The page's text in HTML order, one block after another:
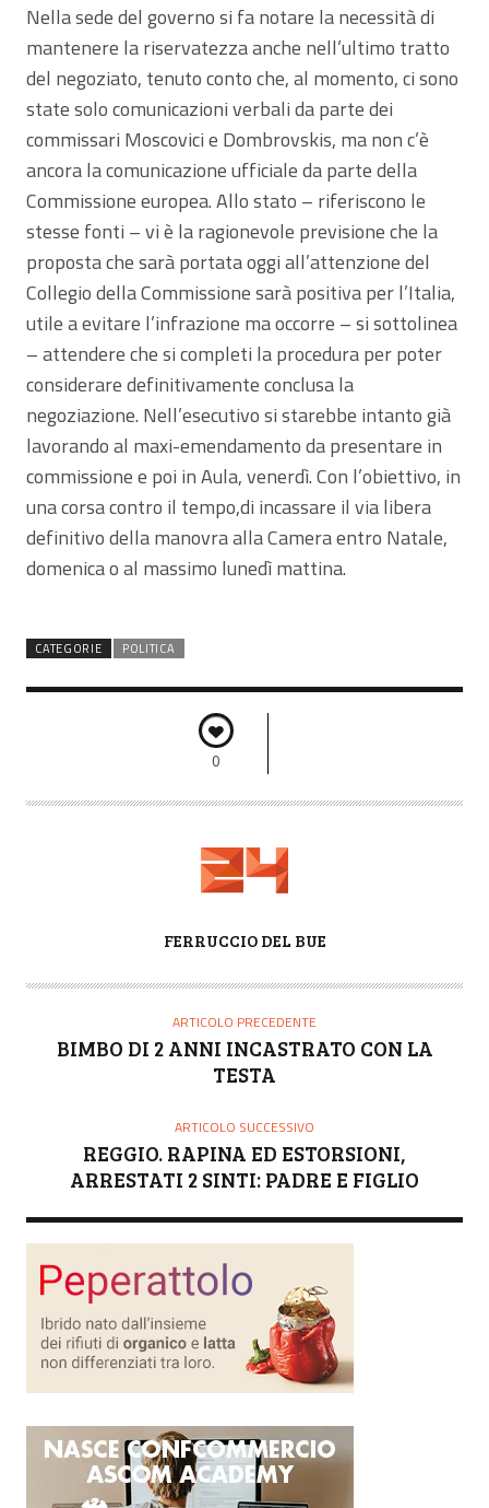
Nella sede del governo si fa notare la necessità di
mantenere la riservatezza anche nell’ultimo tratto
del negoziato, tenuto conto che, al momento, ci sono
state solo comunicazioni verbali da parte dei
commissari Moscovici e Dombrovskis, ma non c’è
ancora la comunicazione ufficiale da parte della
Commissione europea. Allo stato – riferiscono le
stesse fonti – vi è la ragionevole previsione che la
proposta che sarà portata oggi all’attenzione del
Collegio della Commissione sarà positiva per l’Italia,
utile a evitare l’infrazione ma occorre – si sottolinea
– attendere che si completi la procedura per poter
considerare definitivamente conclusa la
negoziazione. Nell’esecutivo si starebbe intanto già
lavorando al maxi-emendamento da presentare in
commissione e poi in Aula, venerdì. Con l’obiettivo, in
una corsa contro il tempo,di incassare il via libera
definitivo della manovra alla Camera entro Natale,
domenica o al massimo lunedì mattina.
CATEGORIE POLITICA
0
T
FERRUCCIO DEL BUE
ARTICOLO PRECEDENTE
BIMBO DI 2 ANNI INCASTRATO CON LA
TESTA
ARTICOLO SUCCESSIVO
REGGIO. RAPINA ED ESTORSIONI,
ARRESTATI 2 SINTI: PADRE E FIGLIO